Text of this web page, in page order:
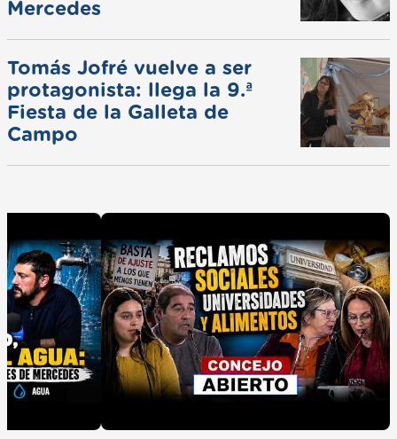
Mercedes
Tomás Jofré vuelve a ser
protagonista: llega la 9.ª
Fiesta de la Galleta de
Campo